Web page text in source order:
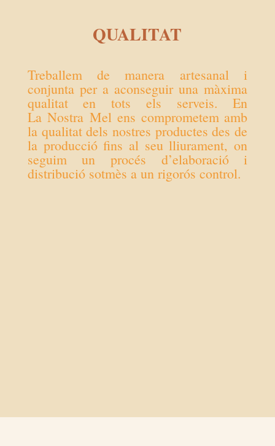
QUALITAT
Treballem de manera artesanal i
conjunta per a aconseguir una màxima
qualitat en tots els serveis. En
LaNostra Melens comprometem amb
la qualitat dels nostres productes des de
la producció fins al seu lliurament, on
seguim un procés d’elaboració i
distribució sotmès a un rigorós control.